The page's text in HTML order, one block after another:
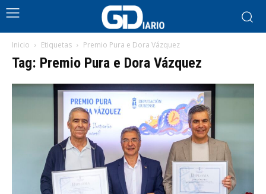
Inicio Etiquetas Premio Pura e Dora Vázquez
Tag: Premio Pura e Dora Vázquez